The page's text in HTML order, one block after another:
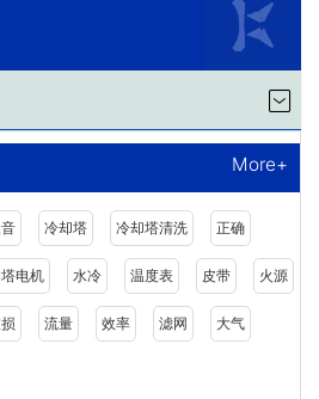
More+
冷却塔 冷却塔清洗 正确
电机 水冷 温度表 皮带 火源
流量 效率 滤网 大气